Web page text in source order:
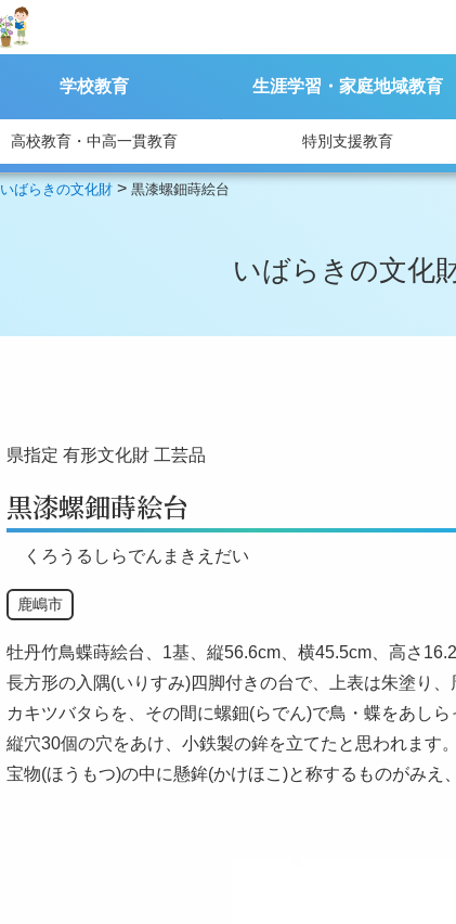
学校教育 生涯学習・家庭地域教育
高校教育・中高一貫教育 特別支援教育
いばらきの文化財 >黒漆螺鈿蒔絵台
いばらきの文化
県指定 有形文化財 工芸品
黒漆螺鈿蒔絵台
くろうるしらでんまきえだい
鹿嶋市
牡丹竹鳥蝶蒔絵台、1基、縦56.6cm、横45.5cm、高さ
長方形の入隅(いりすみ)四脚付きの台で、上表は朱塗り
カキツバタらを、その間に螺鈿(らでん)で鳥・蝶をあし
縦穴30個の穴をあけ、小鉄製の鉾を立てたと思われます
宝物(ほうもつ)の中に懸鉾(かけほこ)と称するものがみえ